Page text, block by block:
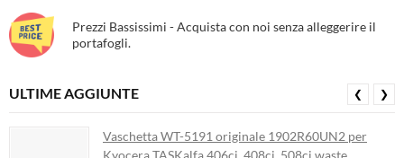
Prezzi Bassissimi - Acquista con noi senza alleggerire il
portafogli.
ULTIME AGGIUNTE
Vaschetta WT-5191 originale 1902R60UN2 per
Kyocera TASKalfa 406ci, 408ci, 508ci waste
❮ ❯